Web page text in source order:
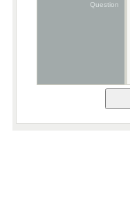
Question